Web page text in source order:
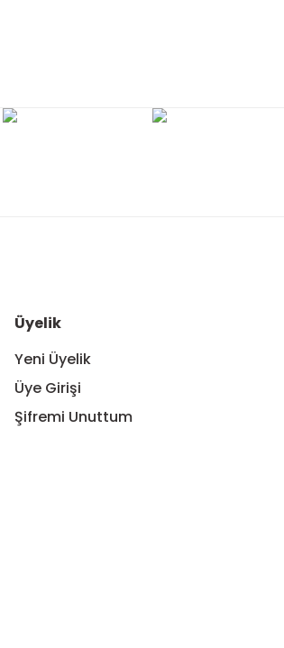
Üyelik
Yeni Üyelik
Üye Girişi
Şifremi Unuttum